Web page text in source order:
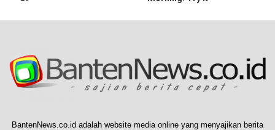
BantenNews.co.id adalah website media online yang menyajikan berita